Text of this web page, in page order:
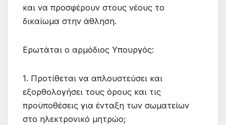
και να προσφέρουν στους νέους το
δικαίωμα στην άθληση.
Ερωτάται ο αρμόδιος Υπουργός:
1. Προτίθεται να απλουστεύσει και
εξορθολογήσει τους όρους και τις
προϋποθέσεις για ένταξη των σωματείων
στο ηλεκτρονικό μητρώο;